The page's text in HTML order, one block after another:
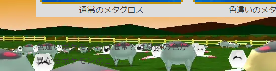
色違いポケモンとは通常とは身体の色が
異なるポケモンのこと。